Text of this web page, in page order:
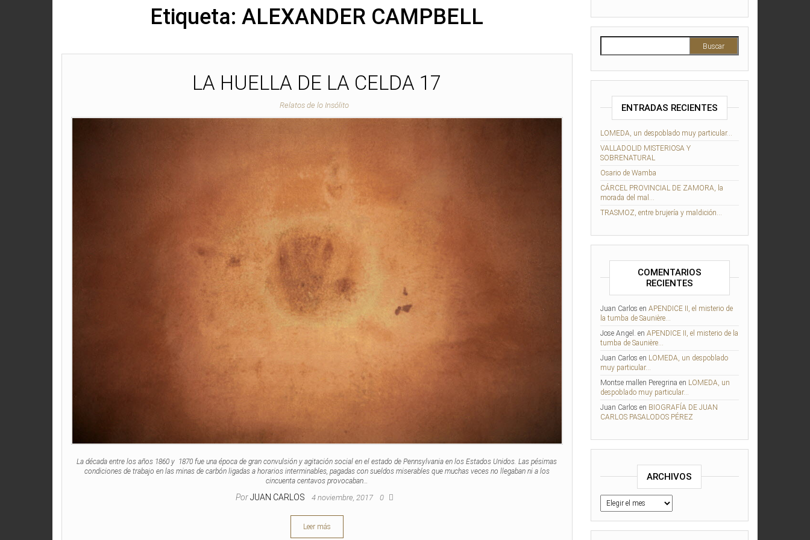
Etiqueta:ALEXANDER CAMPBELL
LA HUELLA DE LA CELDA 17
Relatos de lo Insólito
La década entre los años 1860 y 1870 fue una época de gran convulsión y agitación social en el estado de Pennsylvania en los Estados Unidos. Las pésimas
condiciones de trabajo en las minas de carbón ligadas a horarios interminables, pagadas con sueldos miserables que muchas veces no llegaban ni a los
cincuenta centavos provocaban…
Por JUAN CARLOS 4 noviembre, 2017 0
Leer más
ENTRADAS RECIENTES
LOMEDA, un despoblado muy particular…
VALLADOLID MISTERIOSA Y
SOBRENATURAL
Osario de Wamba
CÁRCEL PROVINCIAL DE ZAMORA, la
morada del mal…
TRASMOZ, entre brujería y maldición…
COMENTARIOS
RECIENTES
Juan Carlos en APENDICE II, el misterio de
la tumba de Saunière…
Jose Angel. en APENDICE II, el misterio de la
tumba de Saunière…
Juan Carlos en LOMEDA, un despoblado
muy particular…
Montse mallen Peregrina en LOMEDA, un
despoblado muy particular…
Juan Carlos en BIOGRAFÍA DE JUAN
CARLOS PASALODOS PÉREZ
ARCHIVOS
Archivos